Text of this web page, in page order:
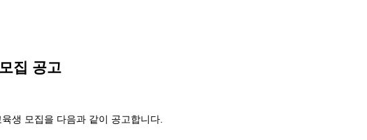
집 공고
생 모집을 다음과 같이 공고합니다.